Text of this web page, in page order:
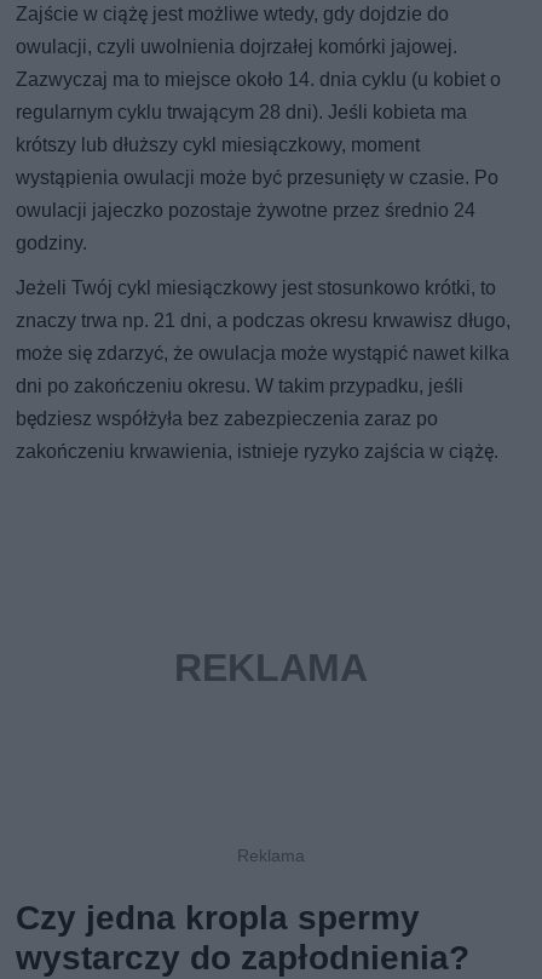
Zajście w ciążę jest możliwe wtedy, gdy dojdzie do
owulacji, czyli uwolnienia dojrzałej komórki jajowej.
Zazwyczaj ma to miejsce około 14. dnia cyklu (u kobiet o
regularnym cyklu trwającym 28 dni). Jeśli kobieta ma
krótszy lub dłuższy cykl miesiączkowy, moment
wystąpienia owulacji może być przesunięty w czasie. Po
owulacji jajeczko pozostaje żywotne przez średnio 24
godziny.
Jeżeli Twój cykl miesiączkowy jest stosunkowo krótki, to
znaczy trwa np. 21 dni, a podczas okresu krwawisz długo,
może się zdarzyć, że owulacja może wystąpić nawet kilka
dni po zakończeniu okresu. W takim przypadku, jeśli
będziesz współżyła bez zabezpieczenia zaraz po
zakończeniu krwawienia, istnieje ryzyko zajścia w ciążę.
Czy jedna kropla spermy
wystarczy do zapłodnienia?